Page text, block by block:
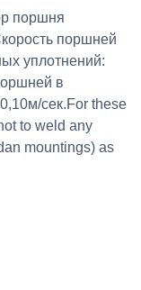
поршня
поршней
уплотнений:
в
сек.For these
to weld any
mountings) as